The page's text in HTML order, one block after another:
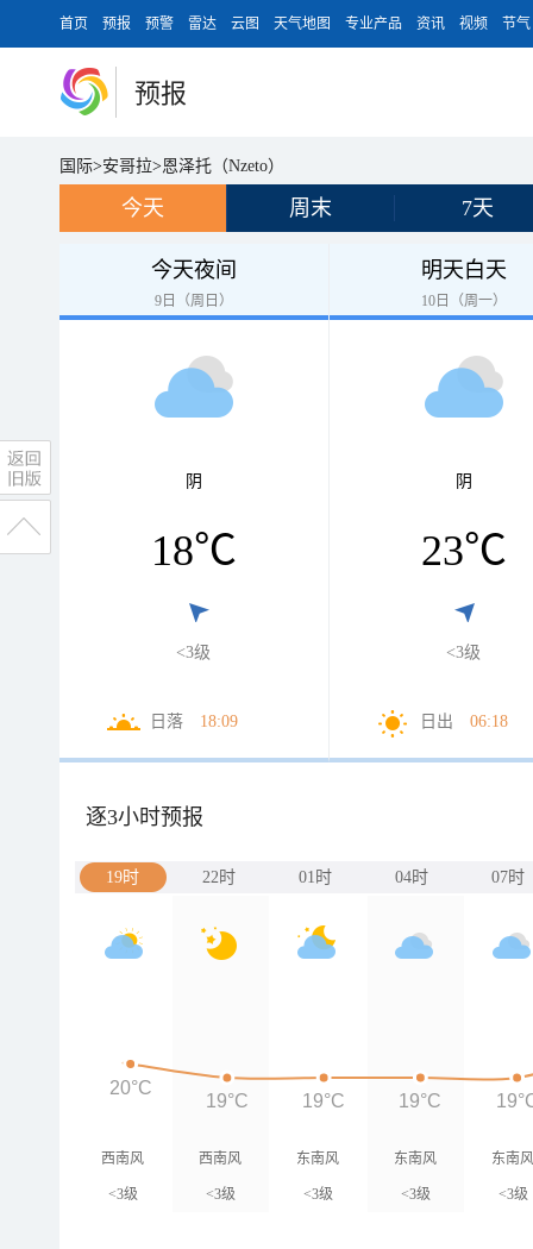
首页 预报 预警 雷达 云图 天气地图 专业产品 资讯 视频 节气
预报
国际>安哥拉>恩泽托（Nzeto）
今天 周末 7天
今天夜间
9日（周日）
阴
18℃
<3级
日落 18:09
明天白天
10日（周一）
阴
23℃
<3级
日出 06:18
逐3小时预报
19时 22时 01时 04时 07时
西南风
<3级
西南风
<3级
东南风
<3级
东南风
<3级
东南
<3级
20°C
19°C 19°C 19°C